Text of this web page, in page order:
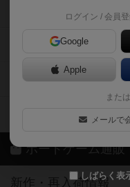
ログイン / 会員登
Google
Apple
または
メールで
しばらく表
掲示板・トピックス
ボドとも・会員一覧
ボードゲーム業界コ
ボドゲーマご利用案
ボードゲーム通販
新作・再入荷情報